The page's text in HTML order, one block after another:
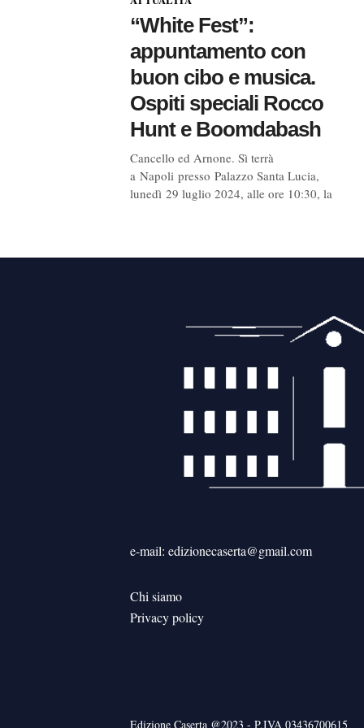
“White Fest”:
appuntamento con
buon cibo e musica.
Ospiti speciali Rocco
Hunt e Boomdabash
Cancello ed Arnone. Sì terrà
a Napoli presso Palazzo Santa Lucia,
lunedì 29 luglio 2024, alle ore 10:30, la
e-mail: edizionecaserta@gmail.com
Chi siamo
Privacy policy
Edizione Caserta @2023 - P.IVA 03436700615